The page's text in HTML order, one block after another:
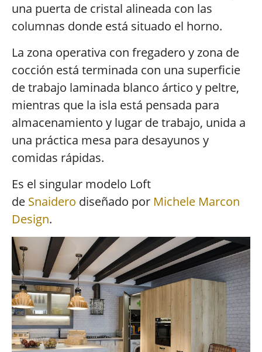
una puerta de cristal alineada con las
columnas donde está situado el horno.
La zona operativa con fregadero y zona de
cocción está terminada con una superficie
de trabajo laminada blanco ártico y peltre,
mientras que la isla está pensada para
almacenamiento y lugar de trabajo, unida a
una práctica mesa para desayunos y
comidas rápidas.
Es el singular modelo Loft
de Snaidero diseñado por Michele Marcon
Design.